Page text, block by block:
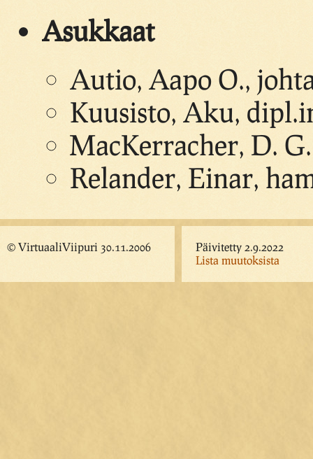
Asukkaat
Autio, Aapo O.,
Kuusisto, Aku,
MacKerracher, D.
Relander, Einar,
© VirtuaaliViipuri 30.11.2006
Päivitetty 2.9.2022
Lista muutoksista